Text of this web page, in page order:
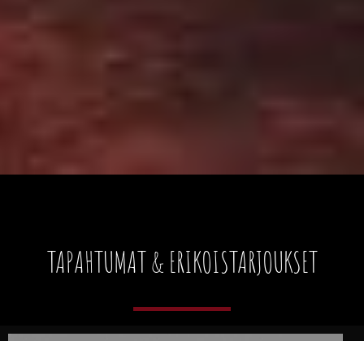
TAPAHTUMAT & ERIKOISTARJOUKSET